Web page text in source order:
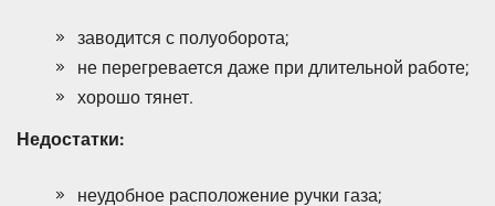
заводится с полуоборота;
не перегревается даже при длительной работе;
хорошо тянет.
Недостатки:
неудобное расположение ручки газа;